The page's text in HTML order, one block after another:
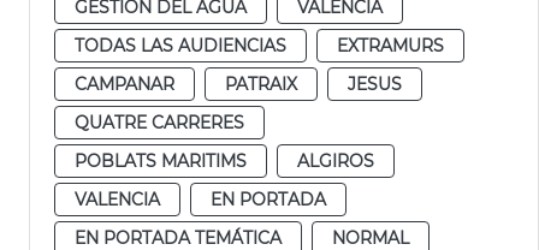
GESTIÓN DEL AGUA
VALENCIA
TODAS LAS AUDIENCIAS
EXTRAMURS
CAMPANAR
PATRAIX
JESUS
QUATRE CARRERES
POBLATS MARITIMS
ALGIROS
VALENCIA
EN PORTADA
EN PORTADA TEMÁTICA
NORMAL